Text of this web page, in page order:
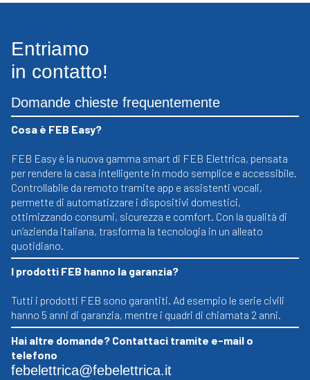
Entriamo
in contatto!
Domande chieste frequentemente
Cosa è FEB Easy?
FEB Easy è la nuova gamma smart di FEB Elettrica, pensata
per rendere la casa intelligente in modo semplice e accessibile.
Controllabile da remoto tramite app e assistenti vocali,
permette di automatizzare i dispositivi domestici,
ottimizzando consumi, sicurezza e comfort. Con la qualità di
un’azienda italiana, trasforma la tecnologia in un alleato
quotidiano.
I prodotti FEB hanno la garanzia?
Tutti i prodotti FEB sono garantiti. Ad esempio le serie civili
hanno 5 anni di garanzia, mentre i quadri di chiamata 2 anni.
Hai altre domande? Contattaci tramite e-mail o
telefono
febelettrica@febelettrica.it